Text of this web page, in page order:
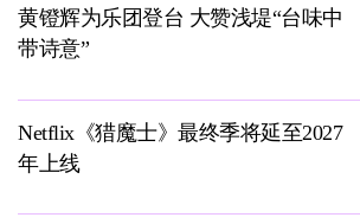
黄镫辉为乐团登台 大赞浅堤“台味中
带诗意”
Netflix《猎魔士》最终季将延至2027
年上线